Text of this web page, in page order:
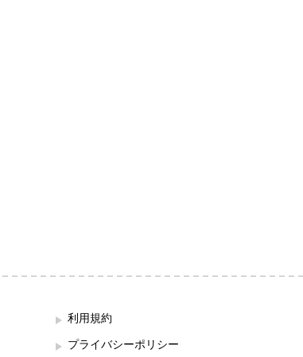
利用規約
プライバシーポリシー